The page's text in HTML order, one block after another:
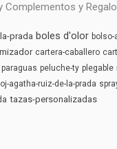
Complementos y
prada boles d'olor
cartera-caballero
paraguas peluche-ty plegable
agatha-ruiz-de-la-prada
tazas-personalizadas